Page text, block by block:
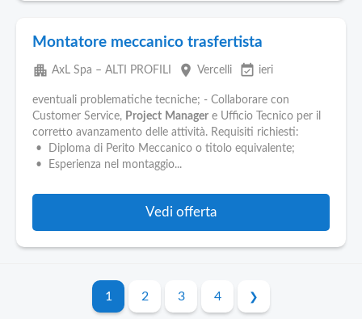
Montatore meccanico trasfertista
apartment AxL Spa – ALTI PROFILI place Vercelli event_available ieri
eventuali problematiche tecniche; - Collaborare con
Customer Service, Project Manager e Ufficio Tecnico per il
corretto avanzamento delle attività. Requisiti richiesti:
• Diploma di Perito Meccanico o titolo equivalente;
• Esperienza nel montaggio...
Vedi offerta
1 2 3 4